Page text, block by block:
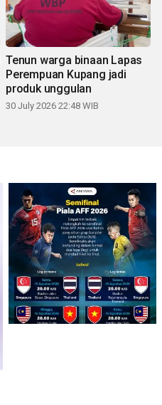
Tenun warga binaan Lapas
Perempuan Kupang jadi
produk unggulan
30 July 2026 22:48 WIB